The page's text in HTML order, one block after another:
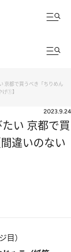
京都で買うべき「ちりめん
げ①】
2023.9.24
い 京都で買
違いのない
）